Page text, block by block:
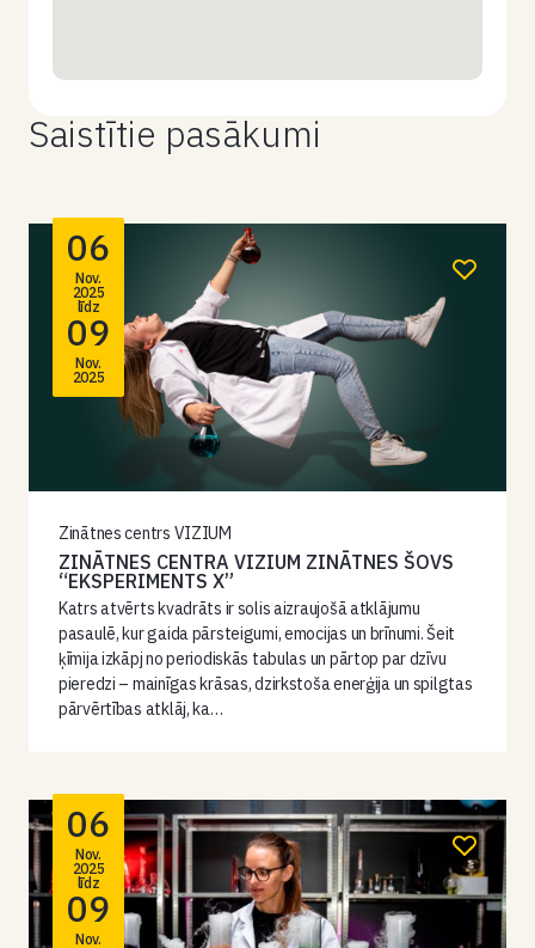
Saistītie pasākumi
06
Nov.
2025
līdz
09
Nov.
2025
Zinātnes centrs VIZIUM
ZINĀTNES CENTRA VIZIUM ZINĀTNES ŠOVS
“EKSPERIMENTS X”
Katrs atvērts kvadrāts ir solis aizraujošā atklājumu
pasaulē, kur gaida pārsteigumi, emocijas un brīnumi. Šeit
ķīmija izkāpj no periodiskās tabulas un pārtop par dzīvu
pieredzi – mainīgas krāsas, dzirkstoša enerģija un spilgtas
pārvērtības atklāj, ka…
06
Nov.
2025
līdz
09
Nov.